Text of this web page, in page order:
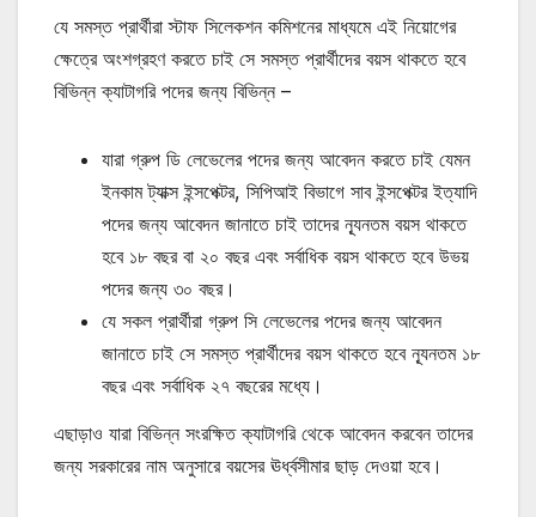
যে সমস্ত প্রার্থীরা স্টাফ সিলেকশন কমিশনের মাধ্যমে এই নিয়োগের
ক্ষেত্রে অংশগ্রহণ করতে চাই সে সমস্ত প্রার্থীদের বয়স থাকতে হবে
বিভিন্ন ক্যাটাগরি পদের জন্য বিভিন্ন –
যারা গ্রুপ ডি লেভেলের পদের জন্য আবেদন করতে চাই যেমন
ইনকাম ট্যাক্স ইন্সপেক্টর, সিপিআই বিভাগে সাব ইন্সপেক্টর ইত্যাদি
পদের জন্য আবেদন জানাতে চাই তাদের ন্যূনতম বয়স থাকতে
হবে ১৮ বছর বা ২০ বছর এবং সর্বাধিক বয়স থাকতে হবে উভয়
পদের জন্য ৩০ বছর।
যে সকল প্রার্থীরা গ্রুপ সি লেভেলের পদের জন্য আবেদন
জানাতে চাই সে সমস্ত প্রার্থীদের বয়স থাকতে হবে ন্যূনতম ১৮
বছর এবং সর্বাধিক ২৭ বছরের মধ্যে।
এছাড়াও যারা বিভিন্ন সংরক্ষিত ক্যাটাগরি থেকে আবেদন করবেন তাদের
জন্য সরকারের নাম অনুসারে বয়সের ঊর্ধ্বসীমার ছাড় দেওয়া হবে।